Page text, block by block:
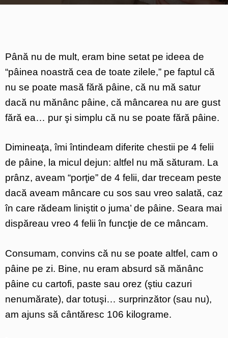
Până nu de mult, eram bine setat pe ideea de
“pâinea noastră cea de toate zilele,” pe faptul că
nu se poate masă fără pâine, că nu mă satur
dacă nu mănânc pâine, că mâncarea nu are gust
fără ea… pur şi simplu că nu se poate fără pâine.
Dimineaţa, îmi întindeam diferite chestii pe 4 felii
de pâine, la micul dejun: altfel nu mă săturam. La
prânz, aveam “porţie” de 4 felii, dar treceam peste
dacă aveam mâncare cu sos sau vreo salată, caz
în care rădeam liniştit o juma’ de pâine. Seara mai
dispăreau vreo 4 felii în funcţie de ce mâncam.
Consumam, convins că nu se poate altfel, cam o
pâine pe zi. Bine, nu eram absurd să mănânc
pâine cu cartofi, paste sau orez (ştiu cazuri
nenumărate), dar totuşi… surprinzător (sau nu),
am ajuns să cântăresc 106 kilograme.